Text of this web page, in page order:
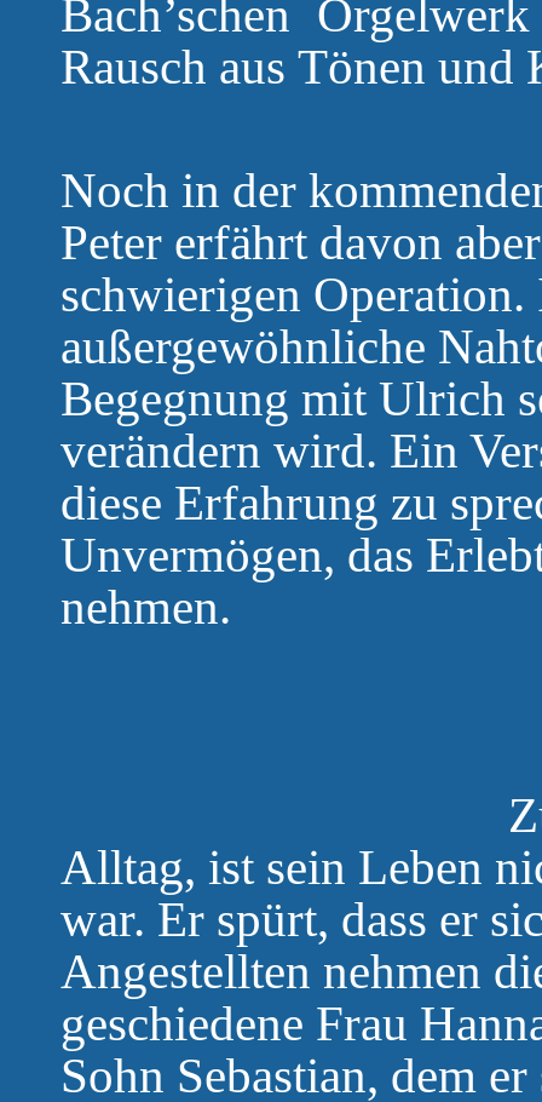
Bach’schen
Rausch aus Tönen
Noch in der
Peter erfährt davon
schwierigen Operation.
außergewöhnliche
Begegnung mit Ulrich
verändern wird. Ein
diese Erfahrung zu
Unvermögen, das
nehmen.
Zurück in
Alltag, ist sein Leben
war. Er spürt, dass er
Angestellten nehmen
geschiedene Frau
Sohn Sebastian, dem